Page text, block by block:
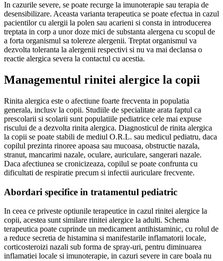
In cazurile severe, se poate recurge la imunoterapie sau terapia de
desensibilizare. Aceasta varianta terapeutica se poate efectua in cazul
pacientilor cu alergii la polen sau acarieni si consta in introducerea
treptata in corp a unor doze mici de substanta alergena cu scopul de
a forta organismul sa tolereze alergenii. Treptat organismul va
dezvolta toleranta la alergenii respectivi si nu va mai declansa o
reactie alergica severa la contactul cu acestia.
Managementul rinitei alergice la copii
Rinita alergica este o afectiune foarte frecventa in populatia
generala, inclusv la copii. Studiile de specialitate arata faptul ca
prescolarii si scolarii sunt populatiile pediatrice cele mai expuse
riscului de a dezvolta rinita alergica. Diagnosticul de rinita alergica
la copii se poate stabili de mediul O.R.L. sau medicul pediatru, daca
copilul prezinta rinoree apoasa sau mucoasa, obstructie nazala,
stranut, mancarimi nazale, oculare, auriculare, sangerari nazale.
Daca afectiunea se cronicizeaza, copilul se poate confrunta cu
dificultati de respiratie precum si infectii auriculare frecvente.
Abordari specifice in tratamentul pediatric
In ceea ce priveste optiunile terapeutice in cazul rinitei alergice la
copii, acestea sunt similare rinitei alergice la adulti. Schema
terapeutica poate cuprinde un medicament antihistaminic, cu rolul de
a reduce secretia de histamina si manifestarile inflamatorii locale,
corticosteroizi nazali sub forma de spray-uri, pentru diminuarea
inflamatiei locale si imunoterapie, in cazuri severe in care boala nu